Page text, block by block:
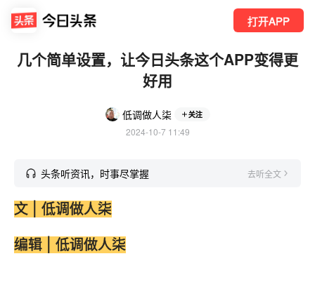
打开APP
几个简单设置，让今日头条这个APP变得更
好用
低调做人柒 关注
2024-10-7 11:49
头条听资讯，时事尽掌握 去听全文
文 | 低调做人柒
编辑 | 低调做人柒